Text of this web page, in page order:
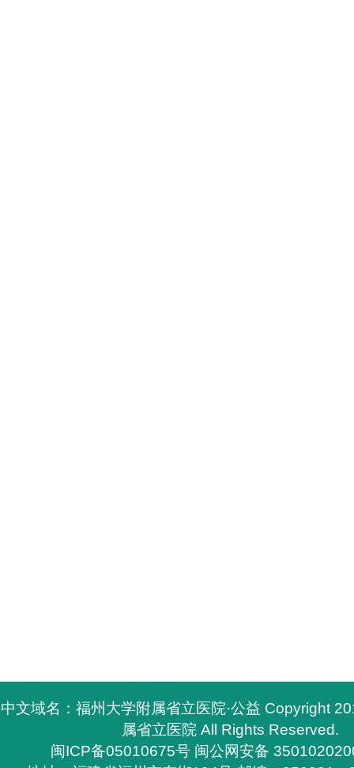
中文域名：福州大学附属省立医院·公益 Copyright
属省立医院 All Rights Reserved.
闽ICP备05010675号 闽公网安备